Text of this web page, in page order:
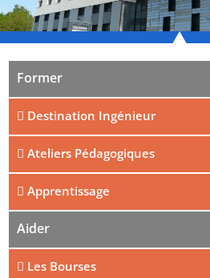
Former
Destination Ingénieur
Ateliers Pédagogiques
Apprentissage
Aider
Les Bourses